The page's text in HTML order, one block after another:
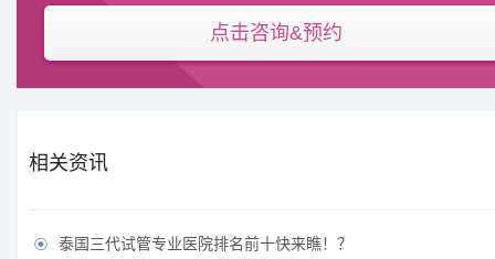
点击咨询&预约
相关资讯
 泰国三代试管专业医院排名前十快来瞧！？